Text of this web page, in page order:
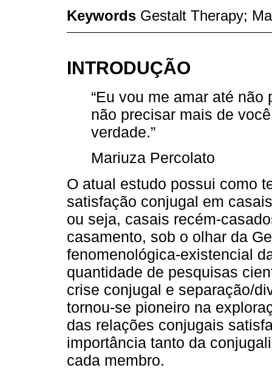
Keywords Gestalt Therapy;
INTRODUÇÃO
“Eu vou me amar até
não precisar mais de
verdade.”
Mariuza Percolato
O atual estudo possui como
satisfação conjugal em
ou seja, casais recém-
casamento, sob o olhar da
fenomenológica-existencial
quantidade de pesquisas
crise conjugal e separação/
tornou-se pioneiro na
das relações conjugais
importância tanto da
cada membro.